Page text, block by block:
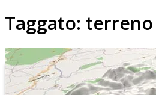
Taggato: terreno